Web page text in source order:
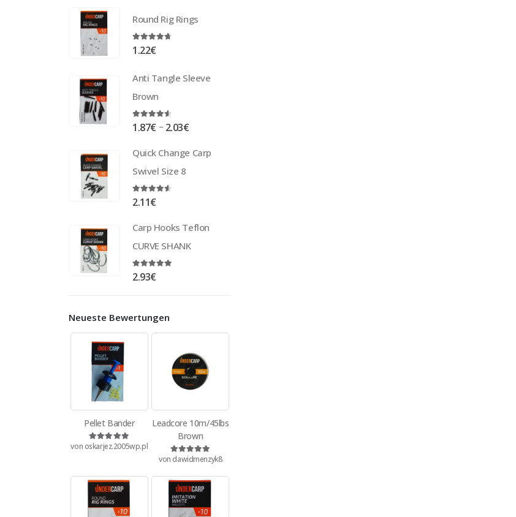
Round Rig Rings
4.63out of 5
1.22€
Anti Tangle Sleeve
Brown
4.50out of 5
1.87€– 2.03€
Quick Change Carp
Swivel Size 8
4.50out of 5
2.11€
Carp Hooks Teflon
CURVE SHANK
4.88out of 5
2.93€
Neueste Bewertungen
Pellet Bander
Bewertet mit5von 5
von oskarjez.2005wp.pl
Leadcore 10m/45lbs
Brown
Bewertet mit5
von dawidmenzyk8